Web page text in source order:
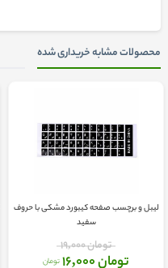
محصولات مشابه خریداری شده
لیبل و برچسب صفحه کیبورد مشکی با حروف
سفید
تومان 19,000
تومان 16,000 تومان